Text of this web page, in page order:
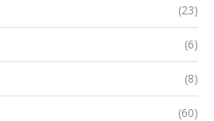
(23)
(6)
(8)
(60)